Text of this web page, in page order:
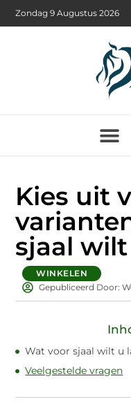
Zondag 9 Augustus 2026
Kies uit
sjaal
WINKELEN
Gepubliceerd Door:
Wat voor sjaal wilt u
Veelgestelde vragen